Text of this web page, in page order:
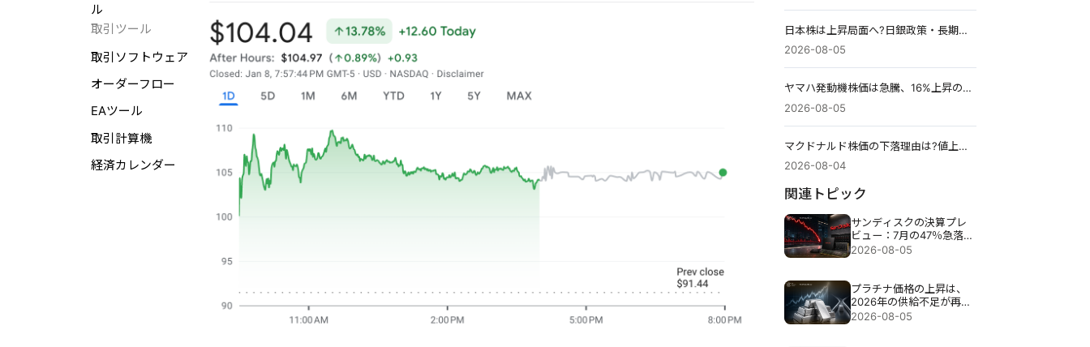
ル
取引ツール
取引ソフトウェア
オーダーフロー
EAツール
取引計算機
経済カレンダー
日本株は上昇局面へ?日銀政策・長期金利・AI相場から見る8月相場の投資戦略
2026-08-05
ヤマハ発動機株価は急騰、16%上昇の理由とは?決算上方修正と二輪車事業の回復を分析
2026-08-05
マクドナルド株価の下落理由は?値上げ疲れと消費減速への懸念を分析
2026-08-04
関連トピック
サンディスクの決算プレ
ビュー：7月の47％急落
後、売上高4倍増は十分な
2026-08-05
プラチナ価格の上昇は、
2026年の供給不足が再び
注目を集める中、8％急騰
2026-08-05